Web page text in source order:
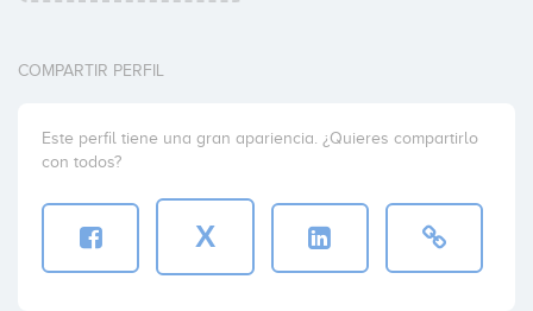
COMPARTIR PERFIL
Este perfil tiene una gran apariencia. ¿Quieres compartirlo
con todos?
X